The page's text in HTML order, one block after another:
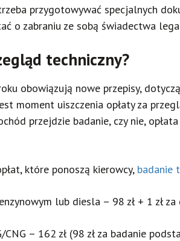
przygotowywać specjalnych
o zabraniu ze sobą świadectwa
techniczny?
obowiązują nowe przepisy,
moment uiszczenia opłaty za
przejdzie badanie, czy nie,
które ponoszą kierowcy, badanie
lub diesla – 98 zł + 1 zł
CNG – 162 zł (98 zł za badanie